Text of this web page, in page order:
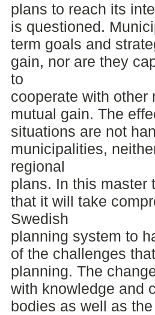
plans to reach its
is questioned.
term goals and
gain, nor are they
to
cooperate with
mutual gain. The
situations are not
municipalities,
regional
plans. In this master
that it will take
Swedish
planning system to
of the challenges
planning. The
with knowledge and
bodies as well as